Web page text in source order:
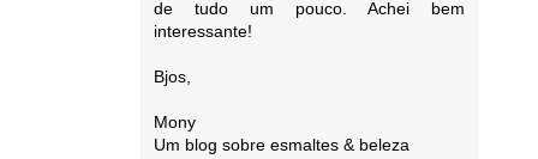
de tudo um pouco. Achei bem
interessante!
Bjos,
Mony
Um blog sobre esmaltes & beleza